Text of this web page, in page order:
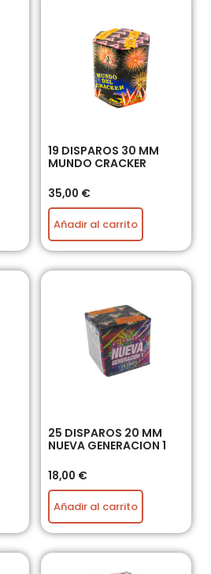
19 DISPAROS 30 MM
MUNDO CRACKER
35,00 €
Añadir al carrito
25 DISPAROS 20 MM
NUEVA GENERACION 1
18,00 €
Añadir al carrito